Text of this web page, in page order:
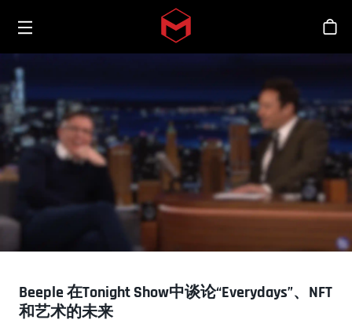
Skip to main content
商
Beeple 在Tonight Show中谈论“Everydays”、NFT
和艺术的未来